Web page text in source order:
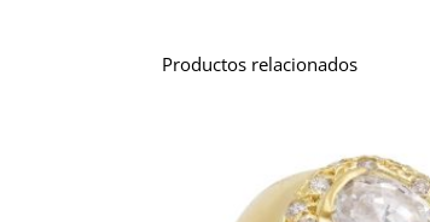
Productos relacionados